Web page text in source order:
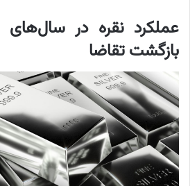
عملکرد نقره در سال‌های
بازگشت تقاضا